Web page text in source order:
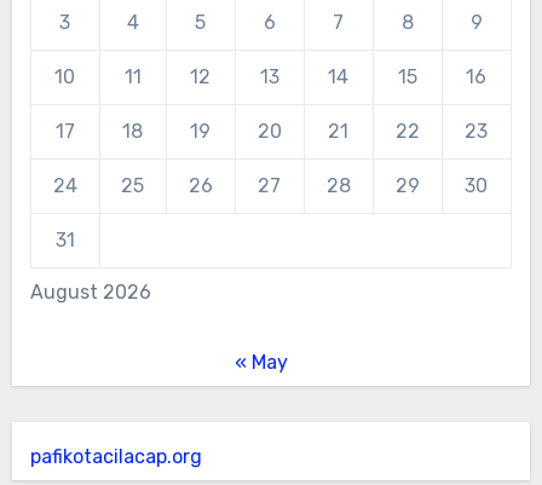
August 2026
3 4 5 6 7 8 9
10 11 12 13 14 15 16
17 18 19 20 21 22 23
24 25 26 27 28 29 30
31
« May
pafikotacilacap.org